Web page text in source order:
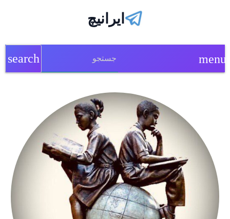
ایرانیچ
menu
search